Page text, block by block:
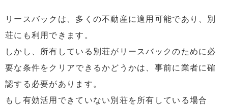
リースバックは、多くの不動産に適用可能であり、別
荘にも利用できます。
しかし、所有している別荘がリースバックのために必
要な条件をクリアできるかどうかは、事前に業者に確
認する必要があります。
もし有効活用できていない別荘を所有している場合